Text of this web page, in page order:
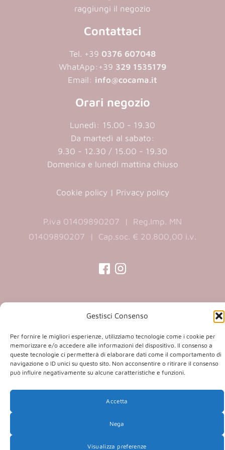
Gestisci Consenso
Per fornire le migliori esperienze, utilizziamo tecnologie come i cookie per
memorizzare e/o accedere alle informazioni del dispositivo. Il consenso a
queste tecnologie ci permetterà di elaborare dati come il comportamento di
navigazione o ID unici su questo sito. Non acconsentire o ritirare il consenso
può influire negativamente su alcune caratteristiche e funzioni.
Accetta
Nega
Visualizza preferenze
raggiungi il negozio
Contattaci
Tel. +39 0376 607048
WhatApp: +39 329 1535179
Email: info@cocama.it
Orari negozio
Lunedì: 15.00 - 19.30
Da martedì al sabato:
9.30 - 12.30 / 15.00 - 19.30
Domenica e lunedi mattina chiuso
Cookie policy | Privacy policy
P.iva 01409890207 | Reg.Imp. MN
01409890207 | Cap.soc. € 20.800,00 i.v.
new
tab)
new
tab)
Copyright 2026 © Co.Ca.Ma. Srl | powered by
in
a
new